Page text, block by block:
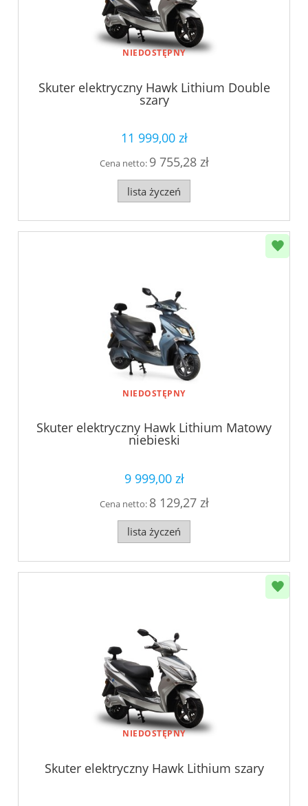
NIEDOSTĘPNY
Skuter elektryczny Hawk Lithium Double
szary
11 999,00 zł
Cena netto: 9 755,28 zł
lista życzeń
NIEDOSTĘPNY
Skuter elektryczny Hawk Lithium Matowy
niebieski
9 999,00 zł
Cena netto: 8 129,27 zł
lista życzeń
NIEDOSTĘPNY
Skuter elektryczny Hawk Lithium szary